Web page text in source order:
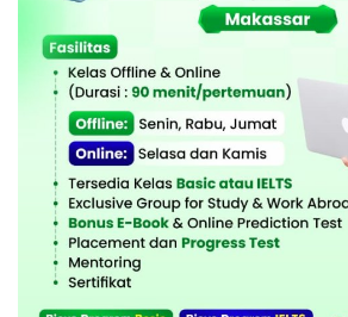
Opini
Foto & Video
Berita Daerah